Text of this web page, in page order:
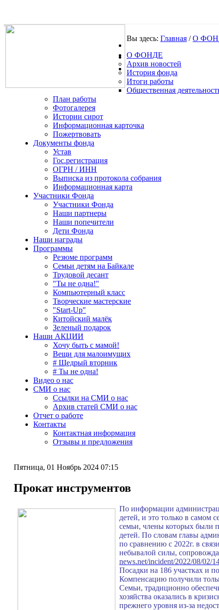
.
Вы здесь: Главная /О
О ФОНДЕ
Архив новостей
История фонда
Итоги работы
Общественная
План работы
Фотогалерея
Истории сирот
Информационная карточка
Пожертвовать
Документы фонда
Устав
Гос.регистрация
ОГРН / ИНН
Выписка из протокола собрания
Информационная карта
Участники Фонда
Участники Фонда
Наши партнеры
Наши попечители
Дети Фонда
Наши награды
Программы
Резюме программ
Семьи детям на Байкале
Трудовой десант
"Ты не одна!"
Компьютерный класс
Творческие мастерские
"Start-Up"
Китойский малёк
Зеленый подарок
Наши АКЦИИ
Хочу быть с мамой!
Вещи для малоимущих
# Щедрый вторник
# Ты не одна!
Видео о нас
СМИ о нас
Ссылки на СМИ о нас
Архив статей СМИ о нас
Отчет о работе
Контакты
Контактная информация
Отзывы и предложения
Пятница, 01 Ноябрь 2024 07:15
Прокат инструментов
По информации
детей, и это только в самом
семьи, члены которых были
детей. По словам главы
по сравнению с 2022г. в
небывалой силы,
news.net/incident/2022/08/02/
Посадки на 186 участках и
Компенсацию получили
Семьи, традиционно
хозяйства оказались в
прежнего уровня из-за